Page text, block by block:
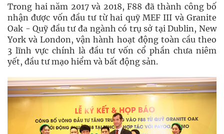
Trong hai năm 2017 và 2018, F88 đã thành công bố
nhận được vốn đầu tư từ hai quỹ MEF III và Granite
Oak - Quỹ đầu tư đa ngành có trụ sở tại Dublin, New
York và London, vận hành hoạt động toàn cầu theo
3 lĩnh vực chính là đầu tư vốn cổ phần chưa niêm
yết, đầu tư mạo hiểm và bất động sản.